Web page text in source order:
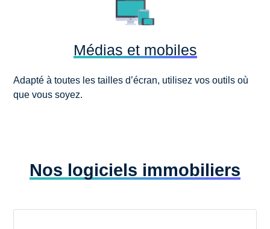
Médias et mobiles
Adapté à toutes les tailles d’écran, utilisez vos outils où
que vous soyez.
Nos logiciels immobiliers